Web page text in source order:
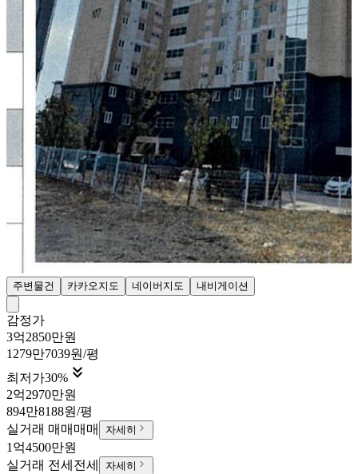
주변물건 카카오지도 네이버지도 내비게이션
감정가
3억2850만원
1279만7039원/평
최저가30% 
2억2970만원
894만8188원/평
실거래 매매 매매 자세히
1억4500만원
실거래 전세 전세 자세히